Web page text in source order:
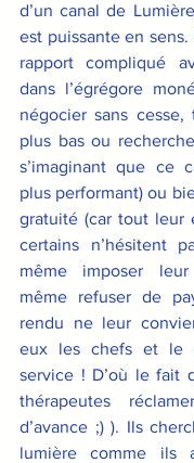
d’un canal de
est puissante en
rapport compliqué
dans l’égrégore
négocier sans
plus bas ou
s’imaginant que ce
plus performant) ou
gratuité (car tout leur
certains n’hésitent
même imposer
même refuser de
rendu ne leur
eux les chefs et le
service ! D’où le fait
thérapeutes
d’avance ;) ). Ils
lumière comme ils